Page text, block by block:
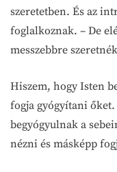
szeretetben. És az
foglalkoznak. – De
messzebbre
Hiszem, hogy Isten
fogja gyógyítani
begyógyulnak a
nézni és másképp